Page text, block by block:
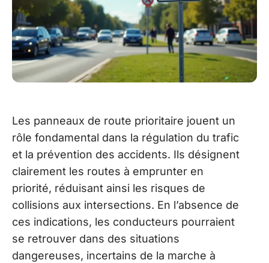
Les panneaux de route prioritaire jouent un
rôle fondamental dans la régulation du trafic
et la prévention des accidents. Ils désignent
clairement les routes à emprunter en
priorité, réduisant ainsi les risques de
collisions aux intersections. En l’absence de
ces indications, les conducteurs pourraient
se retrouver dans des situations
dangereuses, incertains de la marche à